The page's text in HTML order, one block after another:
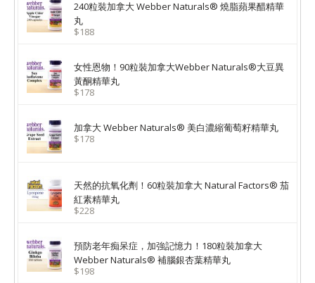
240粒裝加拿大 Webber Naturals® 燒脂蘋果醋精華
丸
$188
女性恩物！90粒裝加拿大Webber Naturals®大豆異
黃酮精華丸
$178
加拿大 Webber Naturals® 美白濃縮葡萄籽精華丸
$178
天然的抗氧化劑！60粒裝加拿大 Natural Factors® 茄
紅素精華丸
$228
預防老年痴呆症，加強記憶力！180粒裝加拿大
Webber Naturals® 補腦銀杏葉精華丸
$198